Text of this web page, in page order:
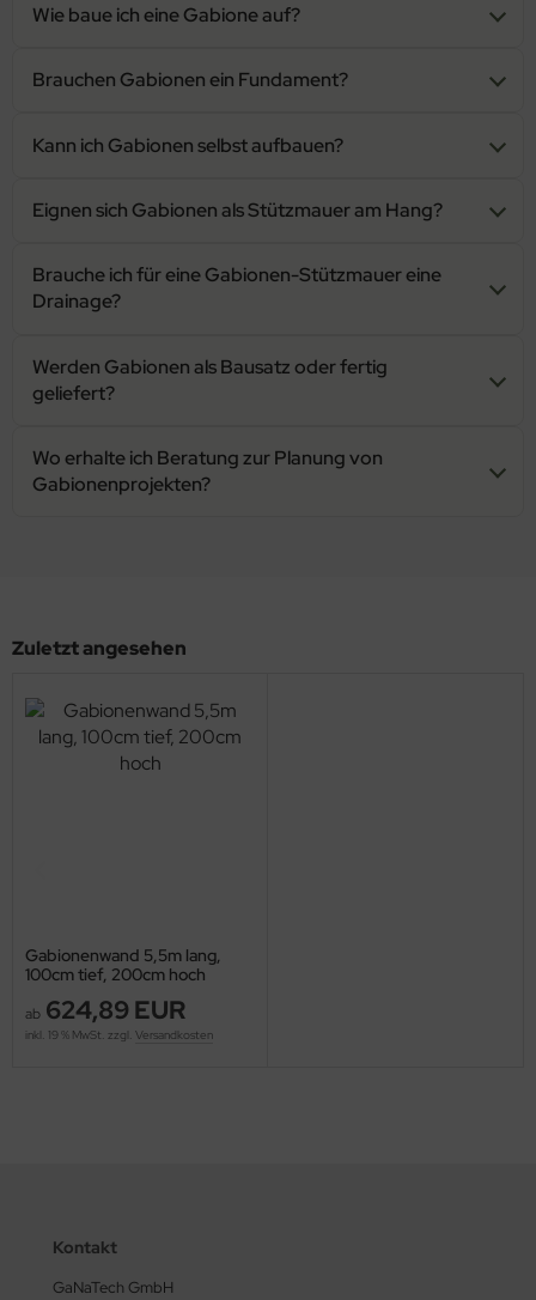
Wie baue ich eine Gabione auf?
Brauchen Gabionen ein Fundament?
Kann ich Gabionen selbst aufbauen?
Eignen sich Gabionen als Stützmauer am Hang?
Brauche ich für eine Gabionen-Stützmauer eine
Drainage?
Werden Gabionen als Bausatz oder fertig
geliefert?
Wo erhalte ich Beratung zur Planung von
Gabionenprojekten?
Zuletzt angesehen
Gabionenwand 5,5m lang,
100cm tief, 200cm hoch
ab 624,89 EUR
inkl. 19 % MwSt. zzgl. Versandkosten
Kontakt
GaNaTech GmbH